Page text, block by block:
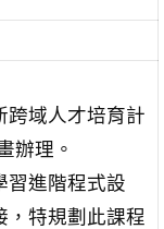
跨域人才培育計
辦理。
習進階程式設
，特規劃此課程